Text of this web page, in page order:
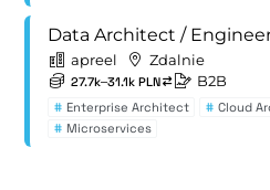
Data Architect /
apreel Zdalnie
27.7k–31.1k PLN B2B
# Enterprise Architect # Cloud
# Microservices